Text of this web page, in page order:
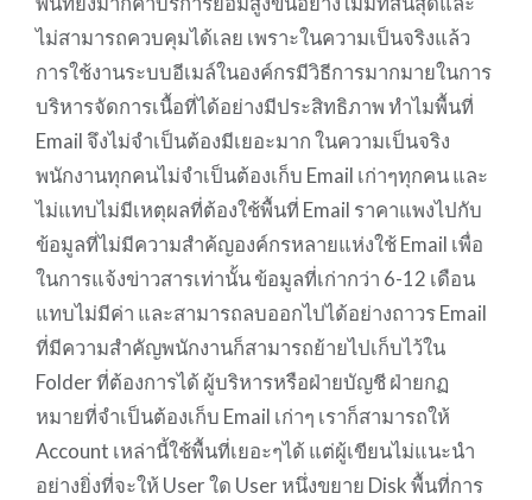
ไม่สามารถควบคุมได้เลย เพราะในความเป็นจริงแล้ว
การใช้งานระบบอีเมล์ในองค์กรมีวิธีการมากมายในการ
บริหารจัดการเนื้อที่ได้อย่างมีประสิทธิภาพ ทำไมพื้นที่
Email จึงไม่จำเป็นต้องมีเยอะมาก ในความเป็นจริง
พนักงานทุกคนไม่จำเป็นต้องเก็บ Email เก่าๆทุกคน และ
ไม่แทบไม่มีเหตุผลที่ต้องใช้พื้นที่ Email ราคาแพงไปกับ
ข้อมูลที่ไม่มีความสำค้ญองค์กรหลายแห่งใช้ Email เพื่อ
ในการแจ้งข่าวสารเท่านั้น ข้อมูลที่เก่ากว่า 6-12 เดือน
แทบไม่มีค่า และสามารถลบออกไปได้อย่างถาวร Email
ที่มีความสำคัญพนักงานก็สามารถย้ายไปเก็บไว้ใน
Folder ที่ต้องการได้ ผู้บริหารหรือฝ่ายบัญชี ฝ่ายกฏ
หมายที่จำเป็นต้องเก็บ Email เก่าๆ เราก็สามารถให้
Account เหล่านี้ใช้พื้นที่เยอะๆได้ แต่ผู้เขียนไม่แนะนำ
อย่างยิ่งที่จะให้ User ใด User หนึ่งขยาย Disk พื้นที่การ